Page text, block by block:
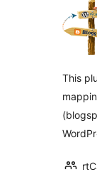
This